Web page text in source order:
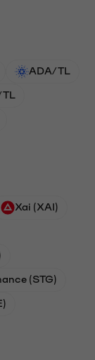
ADA/TL
Xai (XAI)
(STG)